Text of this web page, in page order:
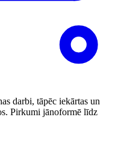
darbi, tāpēc iekārtas un
Pirkumi jānoformē līdz